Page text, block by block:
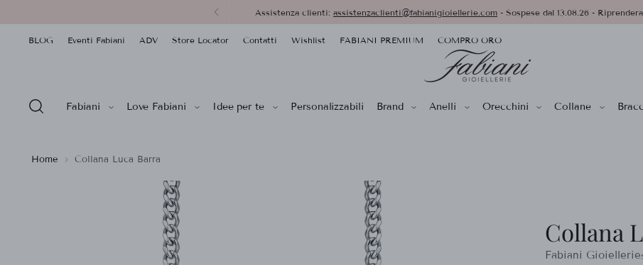
Assistenza clienti: assistenzaclienti@fabianigioiellerie.com - Sospese dal 13.08.26 -
BLOG Eventi Fabiani ADV Store Locator Contatti Wishlist FABIANI PREMIUM COMPRO ORO
Fabiani Love Fabiani Idee per te Personalizzabili Brand Anelli Orecchini Collane
Home Collana Luca Barra
Collana
Fabiani Gioiellerie